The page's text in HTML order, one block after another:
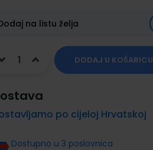
na listu želja
DODAJ U KOŠARICU
po cijeloj Hrvatskoj
Dostupno u 3 poslovnica